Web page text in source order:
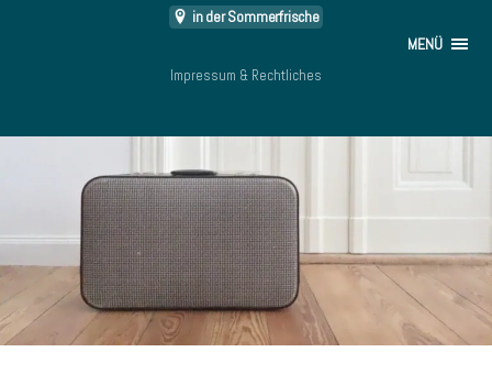
in der Sommerfrische
MENÜ
Impressum & Rechtliches